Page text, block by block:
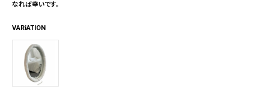
なれば幸いです。
VARiATION